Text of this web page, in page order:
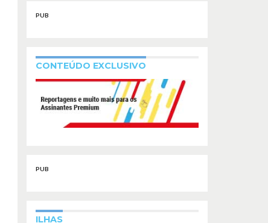
PUB
CONTEÚDO EXCLUSIVO
PUB
ILHAS